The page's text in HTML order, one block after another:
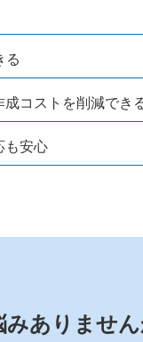
る
コストを削減でき
も安心
みありませ